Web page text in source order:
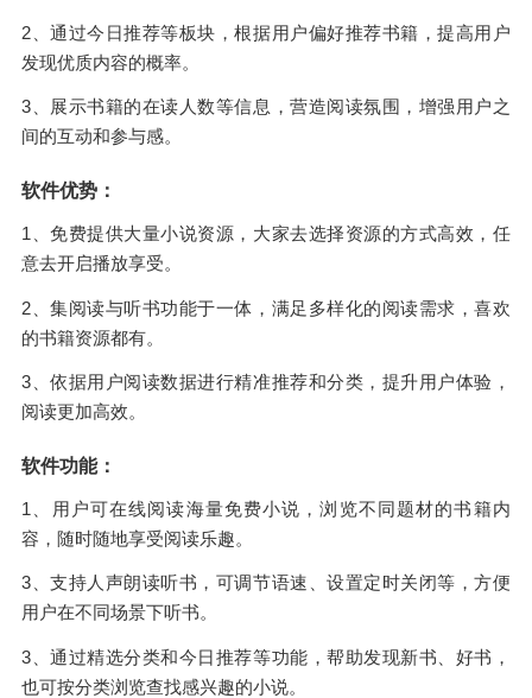
2、通过今日推荐等板块，根据用户偏好推荐书籍，提高用户
发现优质内容的概率。
3、展示书籍的在读人数等信息，营造阅读氛围，增强用户之
间的互动和参与感。
软件优势：
1、免费提供大量小说资源，大家去选择资源的方式高效，任
意去开启播放享受。
2、集阅读与听书功能于一体，满足多样化的阅读需求，喜欢
的书籍资源都有。
3、依据用户阅读数据进行精准推荐和分类，提升用户体验，
阅读更加高效。
软件功能：
1、用户可在线阅读海量免费小说，浏览不同题材的书籍内
容，随时随地享受阅读乐趣。
3、支持人声朗读听书，可调节语速、设置定时关闭等，方便
用户在不同场景下听书。
3、通过精选分类和今日推荐等功能，帮助发现新书、好书，
也可按分类浏览查找感兴趣的小说。